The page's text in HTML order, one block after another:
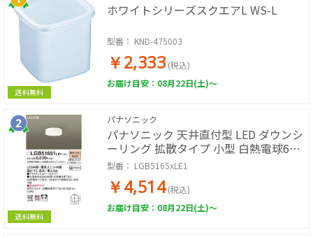
送料無料
ホワイトシリーズスクエアL WS-L
型番： KND-475003
￥2,333 (税込)
お届け目安：08月22日(土)～
送料無料
パナソニック
パナソニック 天井直付型 LED ダウンシ
ーリング 拡散タイプ 小型 白熱電球60
形1灯器具相当
型番： LGB5165xLE1
￥4,514 (税込)
お届け目安：08月22日(土)～